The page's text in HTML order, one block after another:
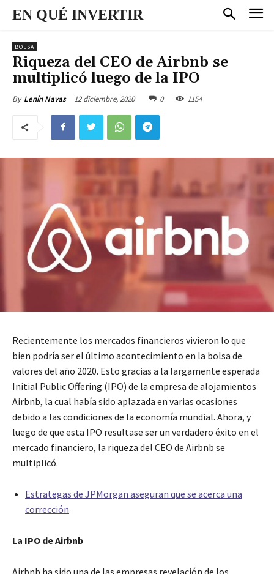
EN QUÉ INVERTIR
BOLSA
Riqueza del CEO de Airbnb se
multiplicó luego de la IPO
By Lenín Navas 12 diciembre, 2020 0 1154
Recientemente los mercados financieros vivieron lo que
bien podría ser el último acontecimiento en la bolsa de
valores del año 2020. Esto gracias a la largamente esperada
Initial Public Offering (IPO) de la empresa de alojamientos
Airbnb, la cual había sido aplazada en varias ocasiones
debido a las condiciones de la economía mundial. Ahora, y
luego de que esta IPO resultase ser un verdadero éxito en el
mercado financiero, la riqueza del CEO de Airbnb se
multiplicó.
Estrategas de JPMorgan aseguran que se acerca una
corrección
La IPO de Airbnb
Airbnb ha sido una de las empresas revelación de los